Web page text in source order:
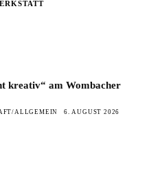
kreativ“ am Wombacher
ALLGEMEIN 6. AUGUST 2026